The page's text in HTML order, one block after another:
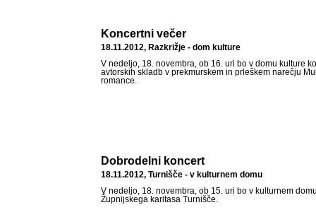
Koncertni večer
18.11.2012, Razkrižje - dom kulture
V nedeljo, 18. novembra, ob 16. uri bo v domu kulture
avtorskih skladb v prekmurskem in prleškem narečju
romance.
Dobrodelni koncert
18.11.2012, Turnišče - v kulturnem domu
V nedeljo, 18. novembra, ob 15. uri bo v kulturnem
Župnijskega karitasa Turnišče.